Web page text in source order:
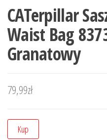
CATerpillar
Waist Bag
Granatowy
79,99zł
Kup